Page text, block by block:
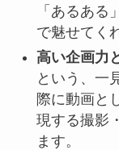
「あるあ
で魅せてく
高い企画力
という、一
際に動画と
現する撮影
ます。